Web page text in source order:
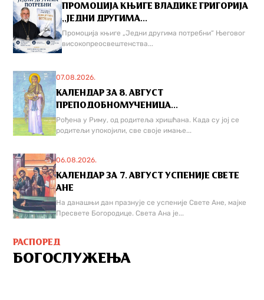
ПРОМОЦИЈА КЊИГЕ ВЛАДИКЕ ГРИГОРИЈА
,,ЈЕДНИ ДРУГИМА...
Промоција књиге „Једни другима потребни“ Његовог
високопреосвештенства...
07.08.2026.
КАЛЕНДАР ЗА 8. АВГУСТ
ПРЕПОДОБНОМУЧЕНИЦА...
Рођена у Риму, од родитеља хришћана. Када су јој се
родитељи упокојили, све своје имање...
06.08.2026.
КАЛЕНДАР ЗА 7. АВГУСТ УСПЕНИЈЕ СВЕТЕ
АНЕ
На данашњи дан празнује се успеније Свете Ане, мајке
Пресвете Богородице. Света Ана је...
РАСПОРЕД
БОГОСЛУЖЕЊА